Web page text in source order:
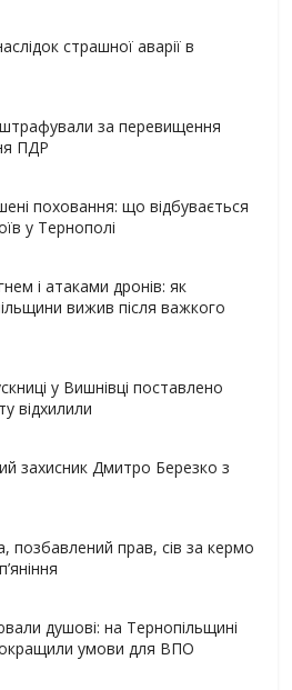
страшної аварії в
за перевищення
ПДР
поховання: що відбувається
у Тернополі
і атаками дронів: як
вижив після важкого
у Вишнівці поставлено
відхилили
захисник Дмитро Березко з
позбавлений прав, сів за кермо
душові: на Тернопільщині
умови для ВПО